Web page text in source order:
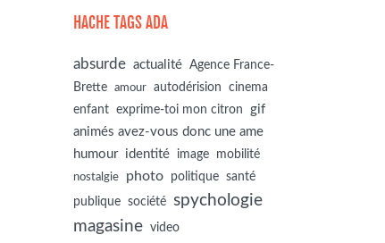
HACHE TAGS ADA
absurde actualité Agence France-
Brette
amour autodérision
cinema
enfant exprime-toi mon citron
gif
animés avez-vous donc une ame
humour identité image mobilité
nostalgie photo politique santé
publique société spychologie
magasine video